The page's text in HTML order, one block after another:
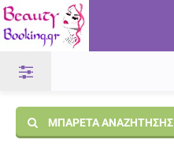
ΜΠΑΡΈΤΑ ΑΝΑΖΉΤΗΣΗΣ